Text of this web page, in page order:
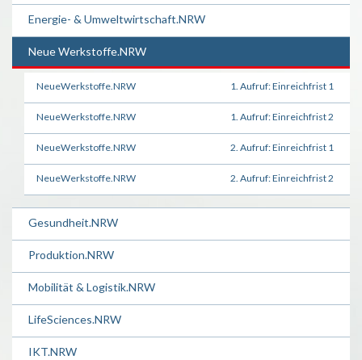
Energie- & Umweltwirtschaft.NRW
Neue Werkstoffe.NRW
1. Aufruf: Einreichfrist 1
NeueWerkstoffe.NRW
1. Aufruf: Einreichfrist 2
NeueWerkstoffe.NRW
2. Aufruf: Einreichfrist 1
NeueWerkstoffe.NRW
2. Aufruf: Einreichfrist 2
NeueWerkstoffe.NRW
Gesundheit.NRW
Produktion.NRW
Mobilität & Logistik.NRW
LifeSciences.NRW
IKT.NRW